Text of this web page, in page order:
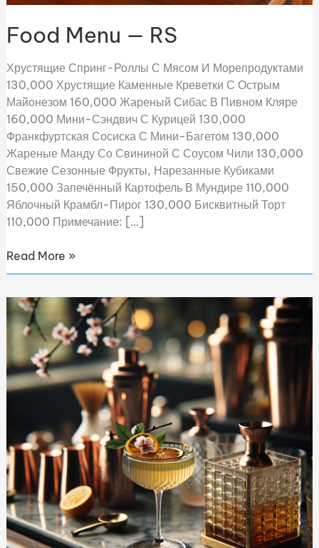
Food Menu — RS
Хрустящие Спринг-Роллы С Мясом И Морепродуктами
130,000 Хрустящие Каменные Креветки С Острым
Майонезом 160,000 Жареный Сибас В Пивном Кляре
160,000 Мини-Сэндвич С Курицей 130,000
Франкфуртская Сосиска С Мини-Багетом 130,000
Жареные Манду Со Свининой С Соусом Чили 130,000
Свежие Сезонные Фрукты, Нарезанные Кубиками
150,000 Запечённый Картофель В Мундире 110,000
Яблочный Крамбл-Пирог 130,000 Бисквитный Торт
110,000 Примечание: […]
Read More »
Drink
Menu